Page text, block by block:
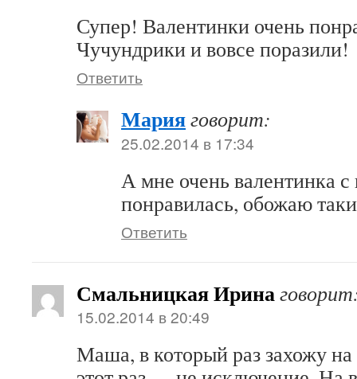
Супер! Валентинки очень
Чучундрики и вовсе поразили!
Ответить
Марияговорит:
25.02.2014 в 17:34
А мне очень валентинка
понравилась, обожаю
Ответить
Смальницкая Ирина
15.02.2014 в 20:49
Маша, в который раз захожу